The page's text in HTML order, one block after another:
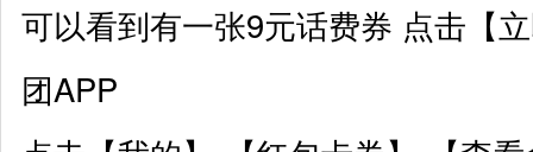
可以看到有一张9元话费券 点击【
团APP